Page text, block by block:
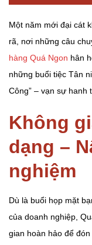
Một năm mới đại cát
rã, nơi những câu
hàng Quá Ngon hân
những buổi tiệc Tân
Công” – vạn sự hanh
Không
dạng –
nghiệm
Dù là buổi họp mặt
của doanh nghiệp,
gian hoàn hảo để